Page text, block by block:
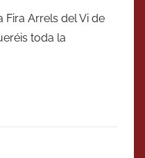
Fira Arrels del Vi de
toda la